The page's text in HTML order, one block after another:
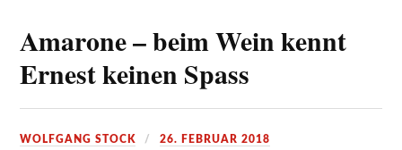
Amarone – beim Wein kennt
Ernest keinen Spass
WOLFGANG STOCK 26. FEBRUAR 2018